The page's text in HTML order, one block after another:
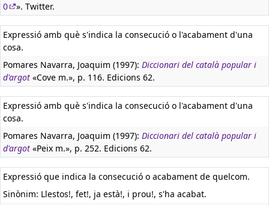
0
». Twitter.
Expressió amb què s'indica la consecució o l'acabament d'una
cosa.
Pomares Navarra, Joaquim (1997): Diccionari del català popular i
d'argot «Cove m.», p. 116. Edicions 62.
Expressió amb què s'indica la consecució o l'acabament d'una
cosa.
Pomares Navarra, Joaquim (1997): Diccionari del català popular i
d'argot «Peix m.», p. 252. Edicions 62.
Expressió que indica la consecució o acabament de quelcom.
Sinònim: Llestos!, fet!, ja està!, i prou!, s'ha acabat.